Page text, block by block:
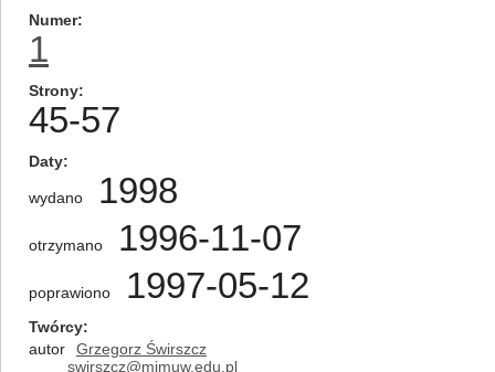
Numer
1
Strony
45-57
Daty
wydano 1998
otrzymano 1996-11-07
poprawiono 1997-05-12
Twórcy
autor
Grzegorz Świrszcz
swirszcz@mimuw.edu.pl